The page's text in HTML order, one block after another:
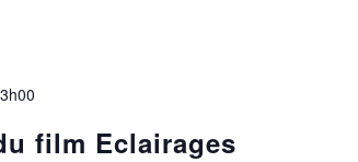
film Eclairages